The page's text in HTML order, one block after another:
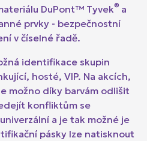
DuPont™ Tyvek® a
prvky - bezpečnostní
v číselné řadě.
identifikace skupin
hosté, VIP. Na akcích,
možno díky barvám odlišit
konfliktům se
a je tak možné je
pásky lze natisknout